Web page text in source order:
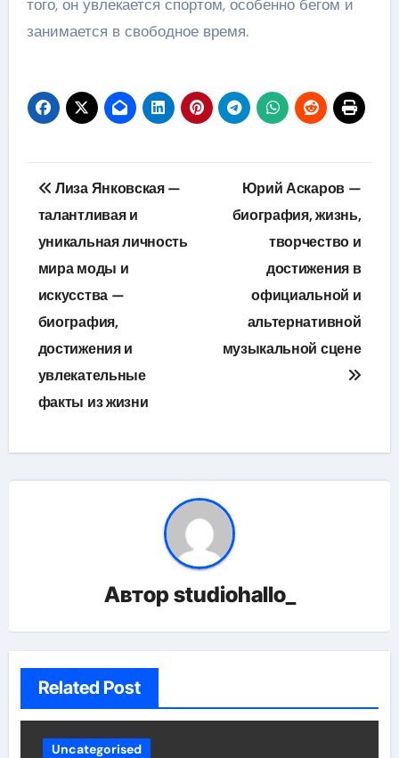
того, он увлекается спортом, особенно бегом и
занимается в свободное время.
Навигация
по
записям
Лиза Янковская —
талантливая и
уникальная личность
мира моды и
искусства —
биография,
достижения и
увлекательные
факты из жизни
Юрий Аскаров —
биография, жизнь,
творчество и
достижения в
официальной и
альтернативной
музыкальной сцене
Авторstudiohallo_
Related Post
Uncategorised